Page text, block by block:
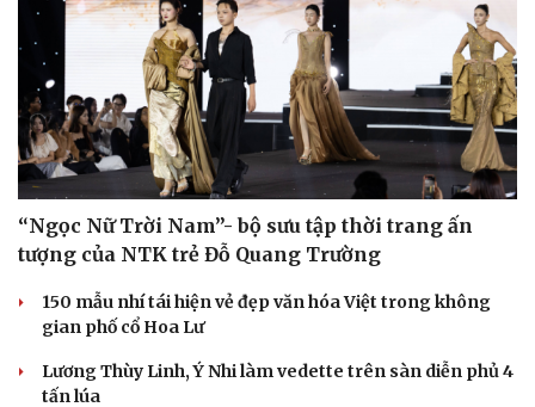
Sân khấu - Điện ảnh
Văn học
Âm nhạc
Di sản
Nghệ sĩ
Thời trang
Sao Việt
“Ngọc Nữ Trời Nam”- bộ sưu tập thời trang ấn
tượng của NTK trẻ Đỗ Quang Trường
150 mẫu nhí tái hiện vẻ đẹp văn hóa Việt trong không
gian phố cổ Hoa Lư
Lương Thùy Linh, Ý Nhi làm vedette trên sàn diễn phủ 4
tấn lúa